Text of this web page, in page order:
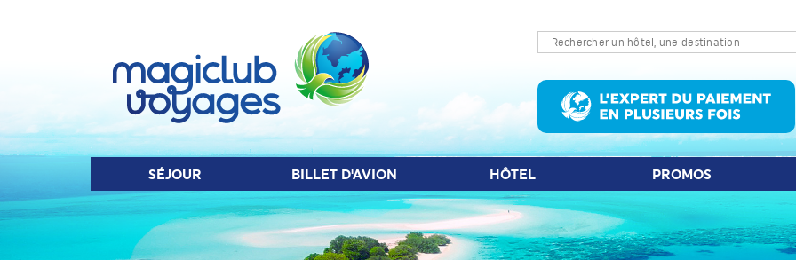
SÉJOUR BILLET D'AVION HÔTEL PROMOS